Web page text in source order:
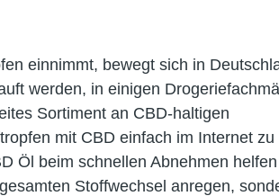
einnimmt, bewegt sich in
werden, in einigen
Sortiment an CBD-haltigen
mit CBD einfach im Internet
Öl beim schnellen Abnehmen
Stoffwechsel anregen,